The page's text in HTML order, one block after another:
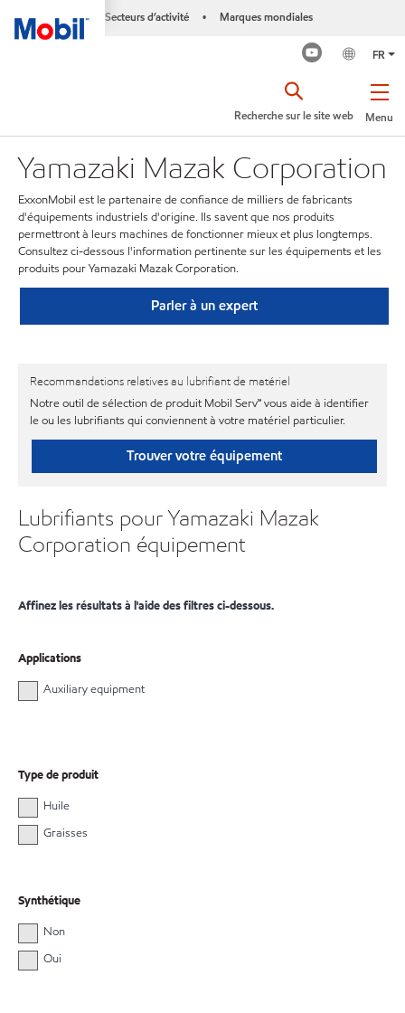
Secteurs d’activité • Marques mondiales
FR
Menu
Recherche sur le site web
Yamazaki Mazak Corporation
ExxonMobil est le partenaire de confiance de milliers de fabricants
d'équipements industriels d'origine. Ils savent que nos produits
permettront à leurs machines de fonctionner mieux et plus longtemps.
Consultez ci-dessous l'information pertinente sur les équipements et les
produits pour Yamazaki Mazak Corporation.
Parler à un expert
Recommandations relatives au lubrifiant de matériel
Notre outil de sélection de produit Mobil Serv℠ vous aide à identifier
le ou les lubrifiants qui conviennent à votre matériel particulier.
Trouver votre équipement
Lubrifiants pour Yamazaki Mazak
Corporation équipement
Affinez les résultats à l'aide des filtres ci-dessous.
Applications
Auxiliary equipment
Type de produit
Huile
Graisses
Synthétique
Non
Oui